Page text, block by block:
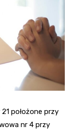
położone przy
nr 4 przy